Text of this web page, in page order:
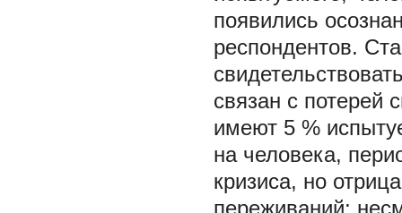
появились
респондентов.
связан с потерей
имеют 5 %
на человека,
кризиса, но
переживаний;